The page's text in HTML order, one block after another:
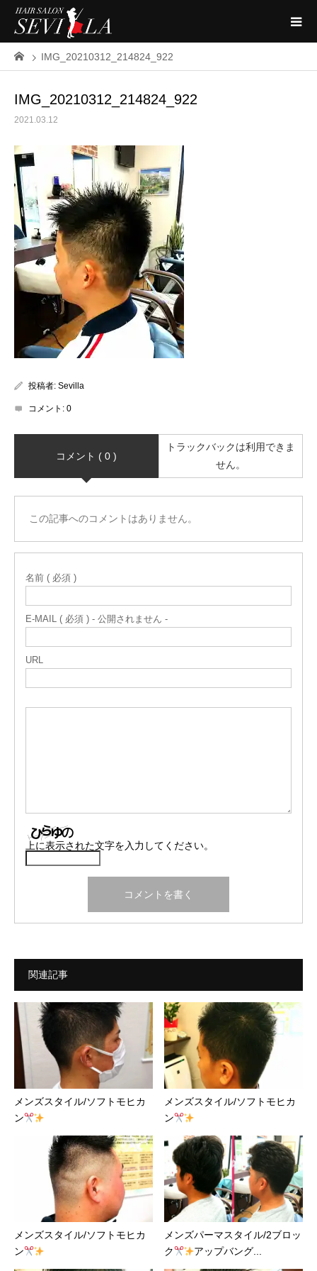
IMG_20210312_214824_922
IMG_20210312_214824_922
2021.03.12
投稿者: Sevilla
コメント: 0
コメント ( 0 )
トラックバックは利用できま
せん。
この記事へのコメントはありません。
名前 ( 必須 )
E-MAIL ( 必須 ) - 公開されません -
URL
上に表示された文字を入力してください。
関連記事
メンズスタイル/ソフトモヒカ
ン
メンズスタイル/ソフトモヒカ
ン
メンズスタイル/ソフトモヒカ
ン
メンズパーマスタイル/2ブロッ
ク
アップバング...